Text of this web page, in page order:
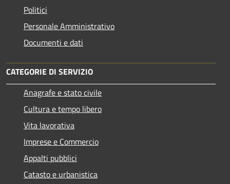
Politici
Personale Amministrativo
Documenti e dati
CATEGORIE DI SERVIZIO
Anagrafe e stato civile
Cultura e tempo libero
Vita lavorativa
Imprese e Commercio
Appalti pubblici
Catasto e urbanistica